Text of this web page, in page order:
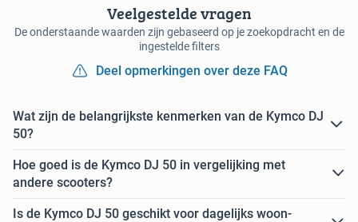
Veelgestelde vragen
De onderstaande waarden zijn gebaseerd op je zoekopdracht en de
ingestelde filters
Deel opmerkingen over deze FAQ
Wat zijn de belangrijkste kenmerken van de Kymco DJ
50?
Hoe goed is de Kymco DJ 50 in vergelijking met
andere scooters?
Is de Kymco DJ 50 geschikt voor dagelijks woon-